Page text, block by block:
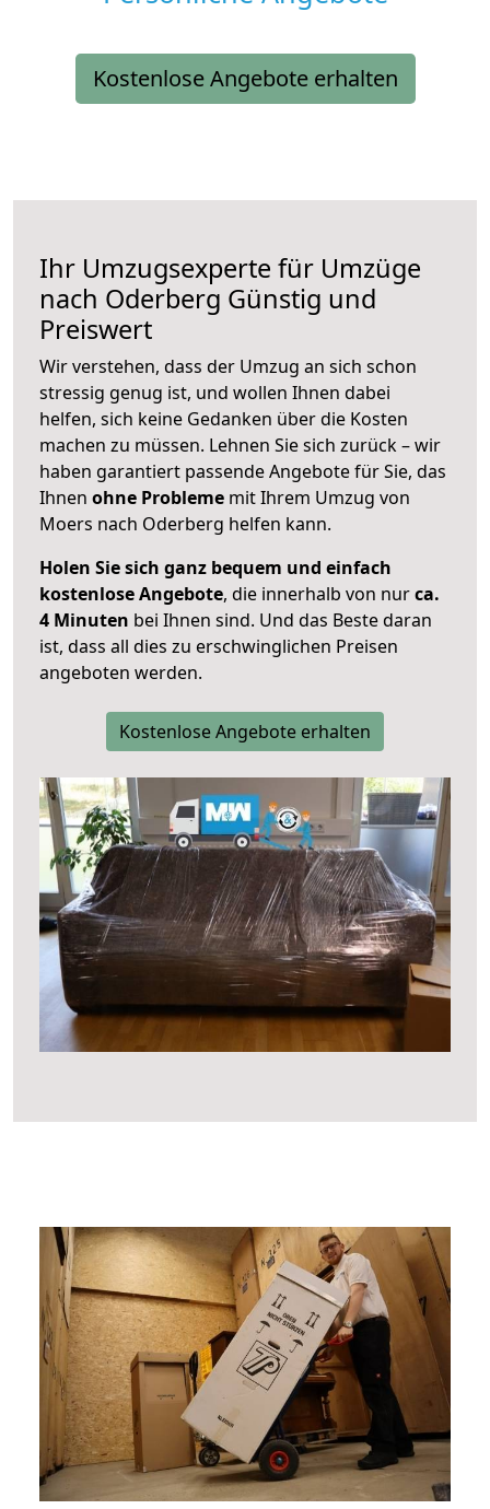
Kostenlose Angebote erhalten
Ihr Umzugsexperte für Umzüge
nach Oderberg Günstig und
Preiswert
Wir verstehen, dass der Umzug an sich schon
stressig genug ist, und wollen Ihnen dabei
helfen, sich keine Gedanken über die Kosten
machen zu müssen. Lehnen Sie sich zurück – wir
haben garantiert passende Angebote für Sie, das
Ihnen ohne Probleme mit Ihrem Umzug von
Moers nach Oderberg helfen kann.
Holen Sie sich ganz bequem und einfach
kostenlose Angebote, die innerhalb von nurca.
4 Minuten bei Ihnen sind. Und das Beste daran
ist, dass all dies zu erschwinglichen Preisen
angeboten werden.
Kostenlose Angebote erhalten